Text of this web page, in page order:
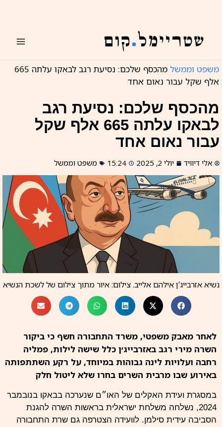
משפט וממשל
מהכסף שלכם: נסיעת רגב לבאקו עלתה 665
אלף שקל עבור נאום אחד
מהכסף שלכם: נסיעת רגב
לבאקו עלתה 665 אלף שקל
עבור נאום אחד
אלי דיוויד יולי 2, 2025 15:24 משפט וממשל
נשיא אזרבייג’ן אילהם אלייב. צילום: איור מתוך צילום של לשכת הנשיא
לאחר מאבק משפטי, משרד התחבורה חשף כי ביקור
השרה מירי רגב באזרבייג׳ן כלל שישה לילות, פמליה
רחבה ועלויות לינה גבוהות במיוחד, על רקע השתתפותה
באירוע שבו מרבית השרים בחרו שלא ליטול חלק
במסגרת ועידת האקלים של האו״ם שנערכה בבאקו בנובמבר
2024, נשלחה משלחת ישראלית בראשות השרה להגנת
הסביבה עידית סילמן. לוועידה הצטרפה גם שרת התחבורה